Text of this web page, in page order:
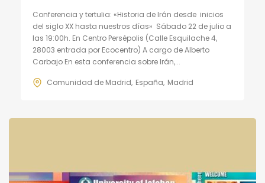
Conferencia y tertulia: «Historia de Irán desde inicios
del siglo XX hasta nuestros días» Sábado 22 de julio a
las 19:00h. En Centro Persépolis (Calle Esquilache 4,
28003 entrada por Ecocentro) A cargo de Alberto
Carbajo En esta conferencia sobre Irán,...
Comunidad de Madrid España Madrid